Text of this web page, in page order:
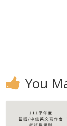
You